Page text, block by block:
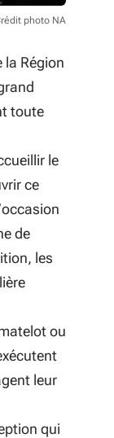
photo NA
la Région
toute
le
ce
de
les
ou
leur
qui